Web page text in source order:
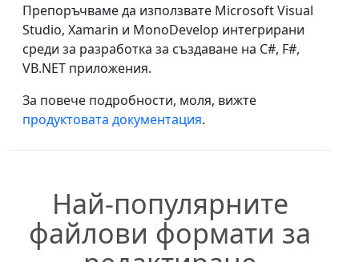
Препоръчваме да използвате Microsoft Visual
Studio, Xamarin и MonoDevelop интегрирани
среди за разработка за създаване на C#, F#,
VB.NET приложения.
За повече подробности, моля, вижте
продуктовата документация.
Най-популярните
файлови формати за